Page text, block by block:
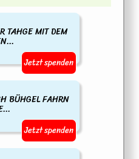
TAHGE MIT DEM
Jetzt spenden
BÜHGEL FAHRN
Jetzt spenden